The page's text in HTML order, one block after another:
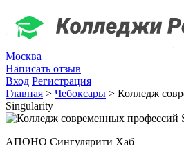
Москва
Написать отзыв
Вход Регистрация
Главная > Чебоксары > Колледж
Singularity
АПОНО Сингулярити Хаб